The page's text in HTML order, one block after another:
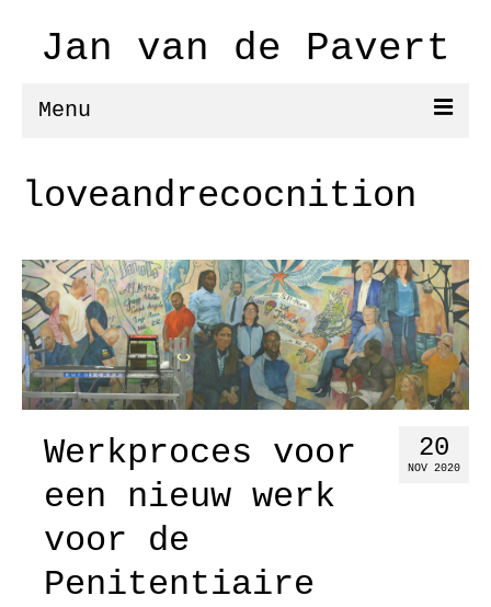
Jan van de Pavert
Menu
film
tekst
projecten
De vrijheid II
de vrijheid
Diego Rivera in de Sovjet Unie
maaltijd
tentoonstellingen
loveandrecocnition
20
NOV 2020
Werkproces voor
een nieuw werk
voor de
Penitentiaire